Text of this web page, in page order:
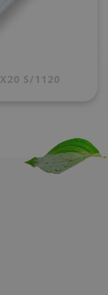
S/1120